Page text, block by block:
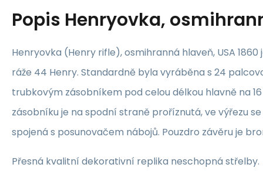
Popis Henryovka,
Henryovka (Henry rifle), osmihranná hlaveň, USA
ráže 44 Henry. Standardně byla vyráběna s 24
trubkovým zásobníkem pod celou délkou hlavně na
zásobníku je na spodní straně proříznutá, ve výřezu
spojená s posunovačem nábojů. Pouzdro závěru je
Přesná kvalitní dekorativní replika neschopná střelby.